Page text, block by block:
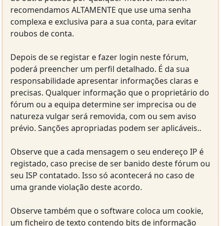
recomendamos ALTAMENTE que use uma senha
complexa e exclusiva para a sua conta, para evitar
roubos de conta.
Depois de se registar e fazer login neste fórum,
poderá preencher um perfil detalhado. É da sua
responsabilidade apresentar informações claras e
precisas. Qualquer informação que o proprietário do
fórum ou a equipa determine ser imprecisa ou de
natureza vulgar será removida, com ou sem aviso
prévio. Sanções apropriadas podem ser aplicáveis..
Observe que a cada mensagem o seu endereço IP é
registado, caso precise de ser banido deste fórum ou
seu ISP contatado. Isso só acontecerá no caso de
uma grande violação deste acordo.
Observe também que o software coloca um cookie,
um ficheiro de texto contendo bits de informação